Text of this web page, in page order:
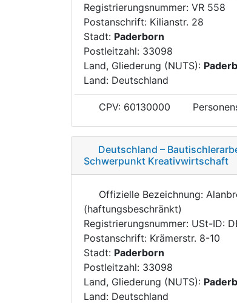
Registrierungsnummer: VR 558
Postanschrift: Kilianstr. 28
Stadt: Paderborn
Postleitzahl: 33098
Land, Gliederung (NUTS):
Land: Deutschland
CPV: 60130000
Deutschland –
Schwerpunkt Kreativwirtschaft
Offizielle Bezeichnung:
(haftungsbeschränkt)
Registrierungsnummer: USt-ID:
Postanschrift: Krämerstr. 8-10
Stadt: Paderborn
Postleitzahl: 33098
Land, Gliederung (NUTS):
Land: Deutschland